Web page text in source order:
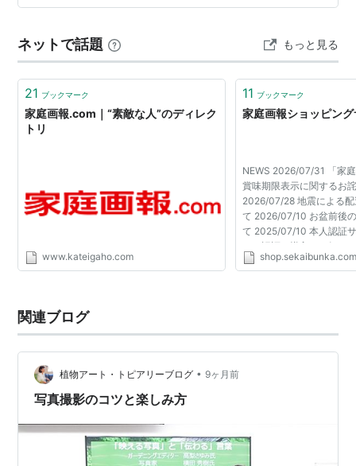
の包みとけずりぶしを買い物籠に同居させてしまい「湿
買って持ち帰る時など苦心惨憺です。この「お惣菜バッ
グ」はこうした買い物…
ネットで話題 もっと見る
21 ブックマーク
家庭画報.com｜“素敵な人”のディレク
トリ
www.kateigaho.com
11 ブックマーク
家庭画報ショッピン
NEWS 2026/07/31 「家
賞味期限表示に関するお
2026/07/28 地震による
て 2026/07/10 お盆前後
て 2025/07/10 本人認証
ュア認証）導入のお知
変更のお知らせ 2024/
関連ブログ
植物アート・トピアリーブログ • 9ヶ月前
写真撮影のコツと楽しみ方